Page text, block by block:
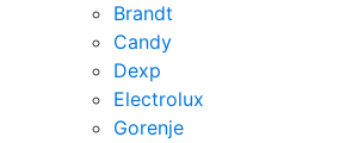
Brandt
Candy
Dexp
Electrolux
Gorenje